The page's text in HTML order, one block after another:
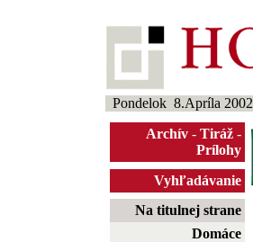
Pondelok 8.Apríla 2002
Archív - Tiráž -
Prílohy
Vyhľadávanie
Na titulnej strane
Domáce